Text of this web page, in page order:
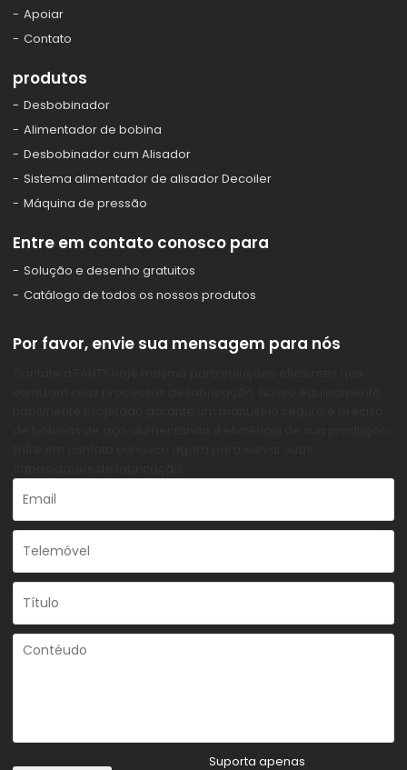
Apoiar
Contato
produtos
Desbobinador
Alimentador de bobina
Desbobinador cum Alisador
Sistema alimentador de alisador Decoiler
Máquina de pressão
Entre em contato conosco para
Solução e desenho gratuitos
Catálogo de todos os nossos produtos
Por favor, envie sua mensagem para nós
Suporta apenas